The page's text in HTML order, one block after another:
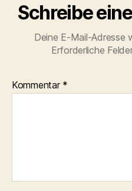
Schreibe
Deine E-Mail-Adresse
Erforderliche
Kommentar *